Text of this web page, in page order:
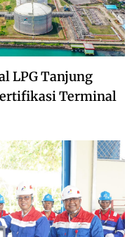
LPG Tanjung
Terminal